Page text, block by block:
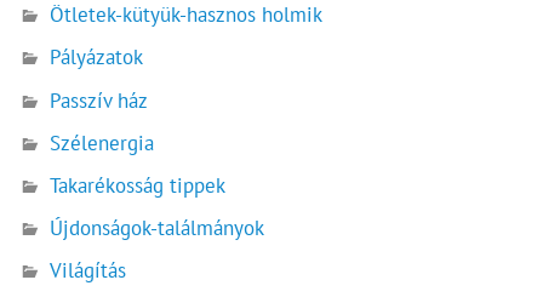
Ötletek-kütyük-hasznos holmik
Pályázatok
Passzív ház
Szélenergia
Takarékosság tippek
Újdonságok-találmányok
Világítás